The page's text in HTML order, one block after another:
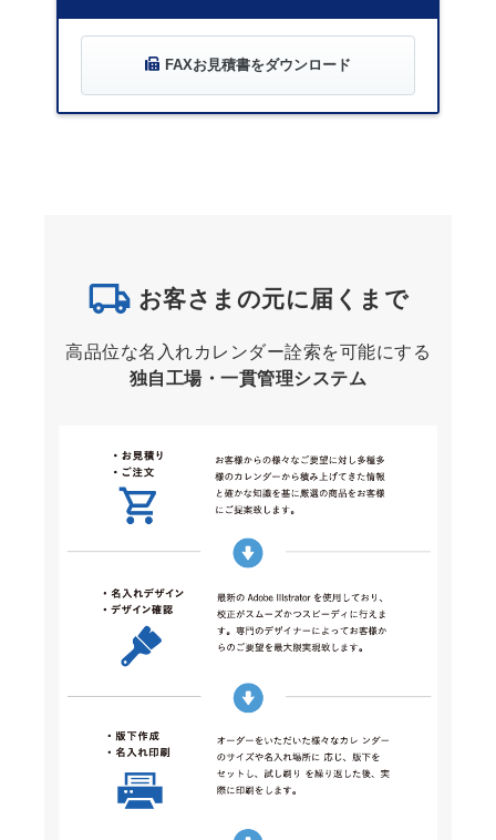
FAXお見積書をダウンロード
お客さまの元に届くまで
高品位な名入れカレンダー詮索を可能にする
独自工場・一貫管理システム